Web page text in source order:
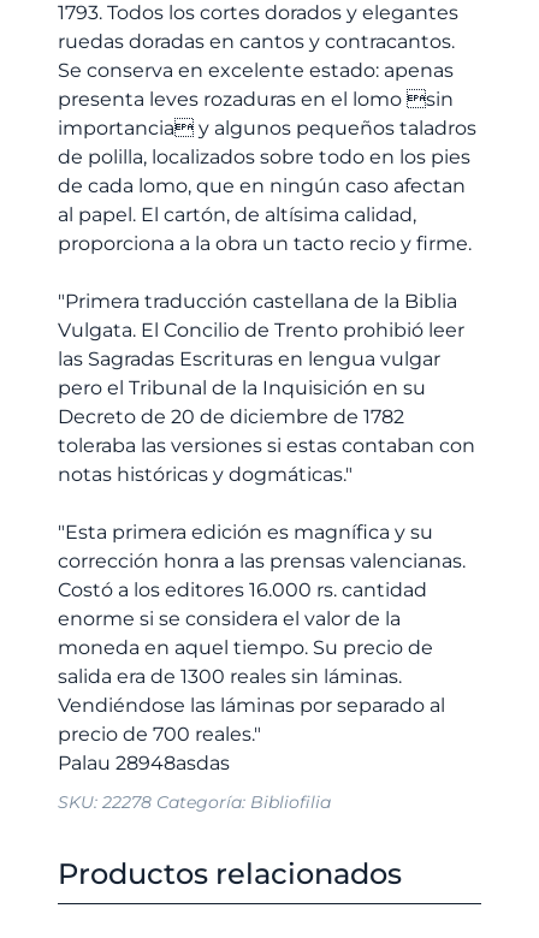
1793. Todos los cortes dorados y elegantes
ruedas doradas en cantos y contracantos.
Se conserva en excelente estado: apenas
presenta leves rozaduras en el lomo sin
importancia y algunos pequeños taladros
de polilla, localizados sobre todo en los pies
de cada lomo, que en ningún caso afectan
al papel. El cartón, de altísima calidad,
proporciona a la obra un tacto recio y firme.
"Primera traducción castellana de la Biblia
Vulgata. El Concilio de Trento prohibió leer
las Sagradas Escrituras en lengua vulgar
pero el Tribunal de la Inquisición en su
Decreto de 20 de diciembre de 1782
toleraba las versiones si estas contaban con
notas históricas y dogmáticas."
"Esta primera edición es magnífica y su
corrección honra a las prensas valencianas.
Costó a los editores 16.000 rs. cantidad
enorme si se considera el valor de la
moneda en aquel tiempo. Su precio de
salida era de 1300 reales sin láminas.
Vendiéndose las láminas por separado al
precio de 700 reales."
SKU: 22278 Categoría: Bibliofilia
Productos relacionados